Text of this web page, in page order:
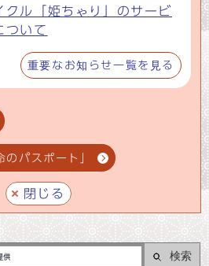
クル「姫ちゃり」のサービ
ついて
重要なお知らせ一覧を見る
パスポート」
閉じる
検索